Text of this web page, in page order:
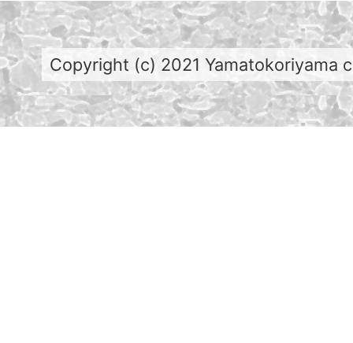
Copyright (c) 2021 Yamatokoriyama